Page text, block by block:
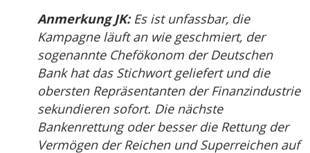
Anmerkung JK:Es ist unfassbar, die
Kampagne läuft an wie geschmiert, der
sogenannte Chefökonom der Deutschen
Bank hat das Stichwort geliefert und die
obersten Repräsentanten der Finanzindustrie
sekundieren sofort. Die nächste
Bankenrettung oder besser die Rettung der
Vermögen der Reichen und Superreichen auf